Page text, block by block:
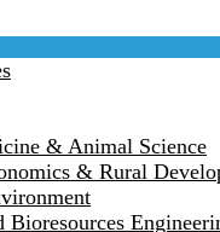
& Animal Science
& Rural